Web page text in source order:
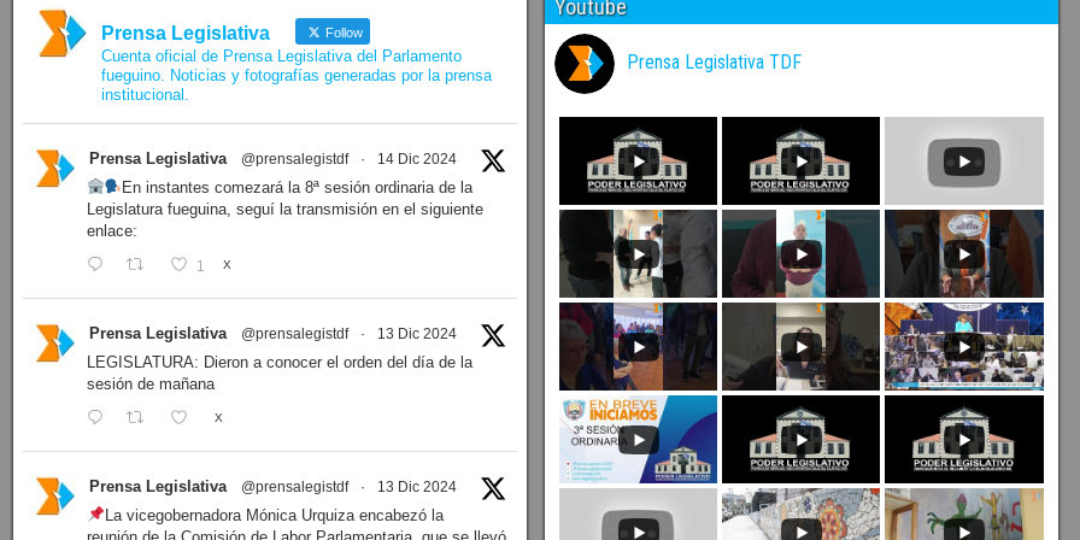
Prensa Legislativa Follow
Cuenta oficial de Prensa Legislativa del Parlamento
fueguino. Noticias y fotografías generadas por la prensa
institucional.
Prensa Legislativa @prensalegistdf · 14 Dic 2024
En instantes comezará la 8ª sesión ordinaria de la
Legislatura fueguina, seguí la transmisión en el siguiente
enlace:
1 X
Prensa Legislativa @prensalegistdf · 13 Dic 2024
LEGISLATURA: Dieron a conocer el orden del día de la
sesión de mañana
X
Prensa Legislativa @prensalegistdf · 13 Dic 2024
La vicegobernadora Mónica Urquiza encabezó la
Youtube
Prensa Legislativa TDF